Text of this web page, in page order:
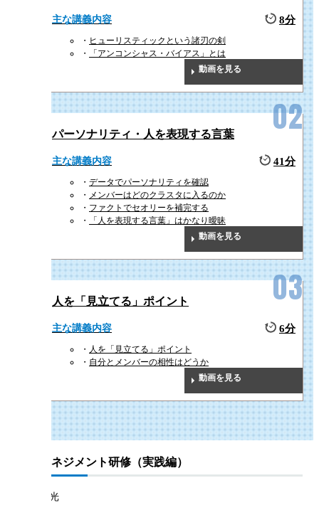
主な講義内容 8分
ヒューリスティックという諸刃の剣
「アンコンシャス・バイアス」とは
動画を見る
パーソナリティ・人を表現する言葉
主な講義内容 41分
データでパーソナリティを確認
メンバーはどのクラスタに入るのか
ファクトでセオリーを補完する
「人を表現する言葉」はかなり曖昧
動画を見る
人を「見立てる」ポイント
主な講義内容 6分
人を「見立てる」ポイント
自分とメンバーの相性はどうか
動画を見る
1on1マネジメント研修（実践編）
曽和 利光